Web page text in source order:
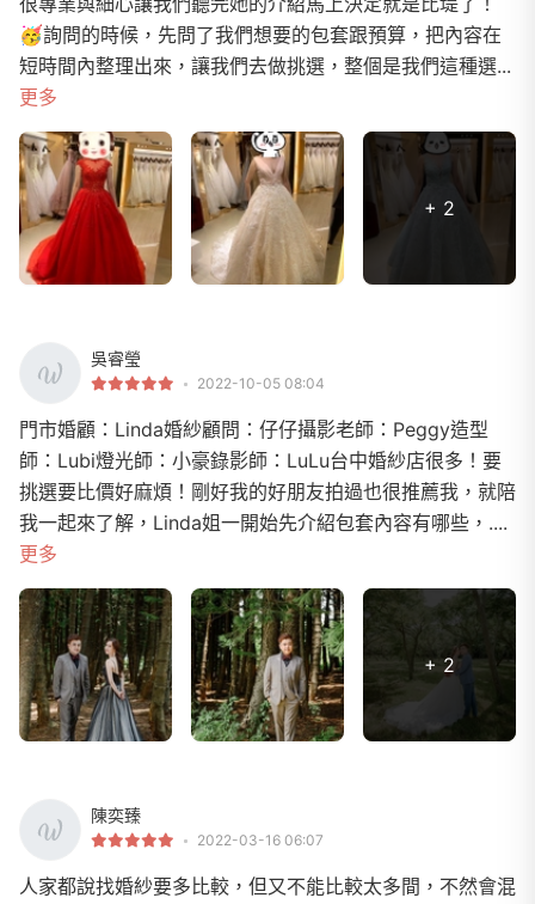
🥳詢問的時候，先問了我們想要的包套跟預算，把內容在
短時間內整理出來，讓我們去做挑選，整個是我們這種選...
更多
+ 2
吳睿瑩
2022-10-05 08:04
門市婚顧：Linda婚紗顧問：仔仔攝影老師：Peggy造型
師：Lubi燈光師：小豪錄影師：LuLu台中婚紗店很多！要
挑選要比價好麻煩！剛好我的好朋友拍過也很推薦我，就陪
我一起來了解，Linda姐一開始先介紹包套內容有哪些，....
更多
+ 2
陳奕臻
2022-03-16 06:07
人家都說找婚紗要多比較，但又不能比較太多間，不然會混